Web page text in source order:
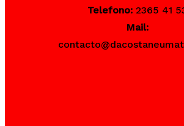
Telefono:2365 41
Mail: